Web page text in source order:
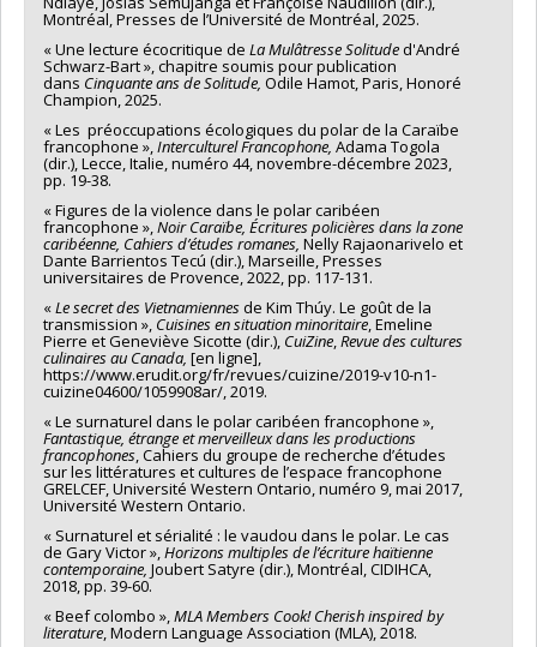
Montréal, Presses de l’Université de Montréal, 2025.
« Une lecture écocritique de La Mulâtresse Solituded'André
Schwarz-Bart », chapitre soumis pour publication
dans Cinquante ans de Solitude, Odile Hamot, Paris, Honoré
Champion, 2025.
« Les préoccupations écologiques du polar de la Caraïbe
francophone »,Interculturel Francophone, Adama Togola
(dir.), Lecce, Italie, numéro 44, novembre-décembre 2023,
pp. 19-38.
« Figures de la violence dans le polar caribéen
francophone »,Noir Caraïbe, Écritures policières dans la zone
caribéenne, Cahiers d’études romanes, Nelly Rajaonarivelo et
Dante Barrientos Tecú (dir.), Marseille, Presses
universitaires de Provence, 2022, pp. 117-131.
«Le secret des Vietnamiennesde Kim Thúy. Le goût de la
transmission », Cuisines en situation minoritaire, Emeline
Pierre et Geneviève Sicotte (dir.), CuiZine,Revue des cultures
culinaires au Canada, [en ligne],
https://www.erudit.org/fr/revues/cuizine/2019-v10-n1-
cuizine04600/1059908ar/, 2019.
« Le surnaturel dans le polar caribéen francophone »,
Fantastique, étrange et merveilleux dans les productions
francophones, Cahiers du groupe de recherche d’études
sur les littératures et cultures de l’espace francophone
GRELCEF, Université Western Ontario, numéro 9, mai 2017,
Université Western Ontario.
« Surnaturel et sérialité : le vaudou dans le polar. Le cas
de Gary Victor »,Horizons multiples de l’écriture haïtienne
contemporaine, Joubert Satyre (dir.), Montréal, CIDIHCA,
2018, pp. 39-60.
« Beef colombo »,MLA Members Cook! Cherish inspired by
literature, Modern Language Association (MLA), 2018.